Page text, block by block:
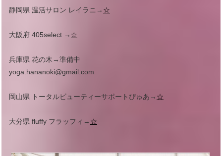
静岡県 温活サロン レイラニ→ ☆
大阪府 405select → ☆
兵庫県 花の木→準備中
yoga.hananoki@gmail.com
岡山県 トータルビューティーサポートぴゅあ→ ☆
大分県 fluffy フラッフィ→ ☆